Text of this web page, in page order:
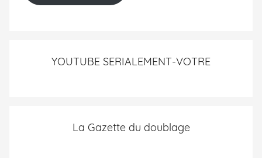
YOUTUBE SERIALEMENT-VOTRE
La Gazette du doublage